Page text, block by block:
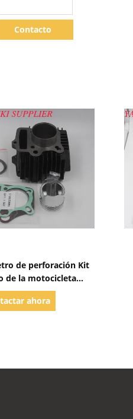
Contacto
de perforación Kit
de la motocicleta
altas temperaturas
ahora